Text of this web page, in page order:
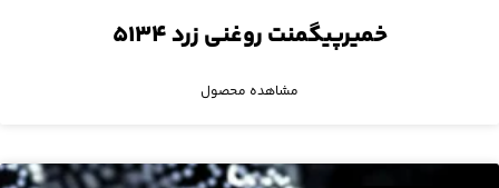
خمیرپیگمنت روغنی زرد ۵۱۳۴
مشاهده محصول